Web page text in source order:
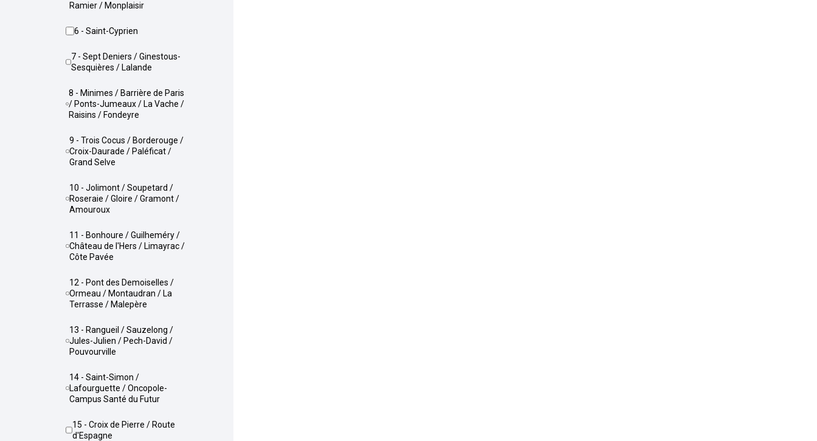
Ramier / Monplaisir
6 - Saint-Cyprien
7 - Sept Deniers / Ginestous-
Sesquières / Lalande
8 - Minimes / Barrière de Paris
/ Ponts-Jumeaux / La Vache /
Raisins / Fondeyre
9 - Trois Cocus / Borderouge /
Croix-Daurade / Paléficat /
Grand Selve
10 - Jolimont / Soupetard /
Roseraie / Gloire / Gramont /
Amouroux
11 - Bonhoure / Guilheméry /
Château de l'Hers / Limayrac /
Côte Pavée
12 - Pont des Demoiselles /
Ormeau / Montaudran / La
Terrasse / Malepère
13 - Rangueil / Sauzelong /
Jules-Julien / Pech-David /
Pouvourville
14 - Saint-Simon /
Lafourguette / Oncopole-
Campus Santé du Futur
15 - Croix de Pierre / Route
d'Espagne